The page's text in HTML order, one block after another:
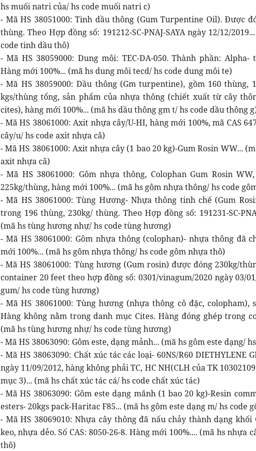
hs muối natri của/ hs code muối natri c)
- Mã HS 38051000: Tinh dầu thông (Gum Turpentine Oil). Được
thùng. Theo Hợp đồng số: 191212-SC-PNAJ-SAYA ngày 12/12/
code tinh dầu thô)
- Mã HS 38059000: Dung môi: TEC-DA-050. Thành phần: Alpha-
Hàng mới 100%... (mã hs dung môi tecd/ hs code dung môi te)
- Mã HS 38059000: Dầu thông (Gm turpentine), gồm 160 thùng,
kgs/thùng tổng, sản phẩm của nhựa thông (chiết xuất từ cây
cites), hàng mới 100%... (mã hs dầu thông gm t/ hs code dầu thông
- Mã HS 38061000: Axit nhựa cây/U-HI, hàng mới 100%, mã CAS
cây/u/ hs code axit nhựa câ)
- Mã HS 38061000: Axit nhựa cây (1 bao 20 kg)-Gum Rosin WW...
axit nhựa câ)
- Mã HS 38061000: Gôm nhựa thông, Colophan Gum Rosin
225kg/thùng, hàng mới 100%... (mã hs gôm nhựa thông/ hs code
- Mã HS 38061000: Tùng Hương- Nhựa thông tinh chế (Gum
trong 196 thùng, 230kg/ thùng. Theo Hợp đồng số: 191231-SC-
(mã hs tùng hương nhự/ hs code tùng hương)
- Mã HS 38061000: Gôm nhựa thông (colophan)- nhựa thông đã
mới 100%... (mã hs gôm nhựa thông/ hs code gôm nhựa thô)
- Mã HS 38061000: Tùng hương (Gum rosin) được đóng 230kg/
container 20 feet theo hợp đồng số: 0301/vinagum/2020 ngày 03/
gum/ hs code tùng hương)
- Mã HS 38061000: Tùng hương (nhựa thông cô đặc, colopham),
Hàng không nằm trong danh mục Cites. Hàng đóng ghép trong
(mã hs tùng hương nhự/ hs code tùng hương)
- Mã HS 38063090: Gôm este, dạng mảnh... (mã hs gôm este dạng/
- Mã HS 38063090: Chất xúc tác các loại- 60NS/R60 DIETHYLENE
ngày 11/09/2012, hàng không phải TC, HC NH(CLH của TK
mục 3)... (mã hs chất xúc tác cá/ hs code chất xúc tác)
- Mã HS 38063090: Gôm este dạng mãnh (1 bao 20 kg)-Resin
esters- 20kgs pack-Haritac F85... (mã hs gôm este dạng m/ hs code
- Mã HS 38069010: Nhựa cây thông đã nấu chảy thành dạng khối
keo, nhựa dẻo. Số CAS: 8050-26-8. Hàng mới 100%.... (mã hs nhựa
thô)